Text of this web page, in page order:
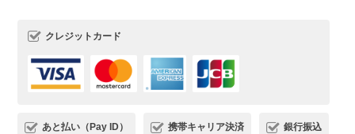
クレジットカード
あと払い（Pay ID） 携帯キャリア決済 銀行振込